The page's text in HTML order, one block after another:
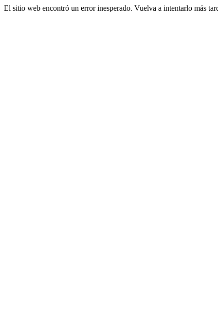
El sitio web encontró un error inesperado. Vuelva a intentarlo más